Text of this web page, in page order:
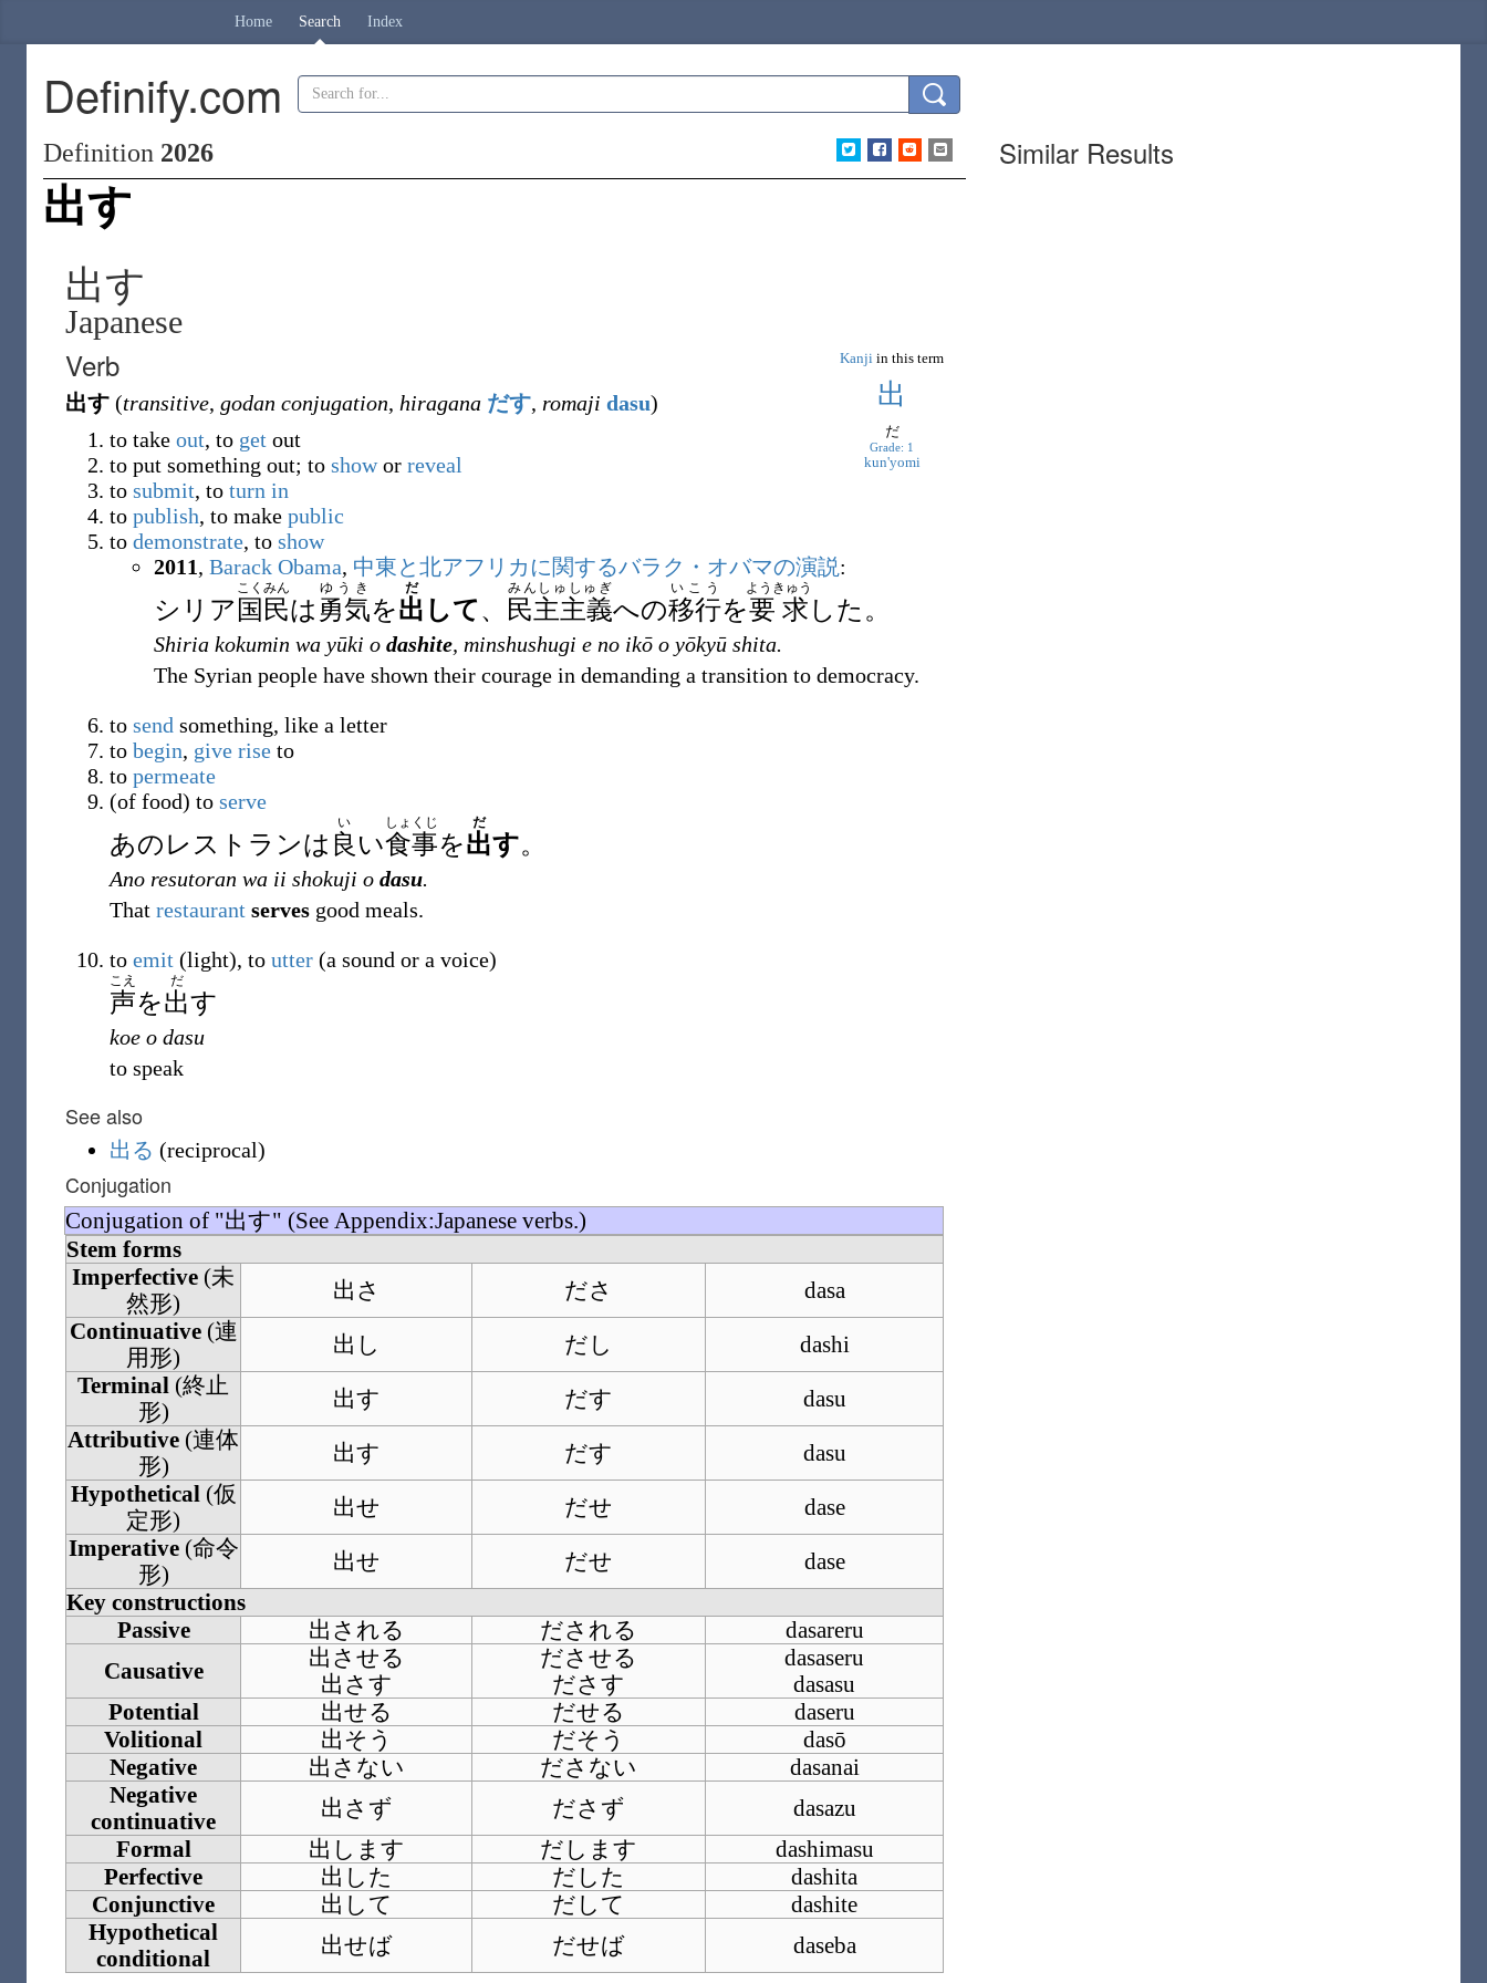
Home Search Index
Definify.com
Definition 2026
出す
出す
Japanese
Kanji in this term
出
だ
Grade: 1
kun'yomi
Verb
出す (transitive, godan conjugation, hiragana だす, romaji dasu)
to take out, to get out
to put something out; to showor reveal
to submit, to turn in
to publish, to make public
to demonstrate, to show
2011, Barack Obama, 中東と北アフリカに関するバラク・オバマの演説:
シリア国民
こくみん
は 勇気
ゆうき
を出
だ
して、 民主主義
みんしゅしゅぎ
への移行
いこう
を要求
ようきゅう
した。
Shiria kokumin wa yūki o dashite, minshushugi e no ikō o yōkyū shita.
The Syrian people have shown their courage in demanding a transition to democracy.
to send something, like a letter
to begin, give rise to
to permeate
(of food) to serve
あのレストランは 良
い
い食事
しょくじ
を出
だ
す。
Ano resutoran wa ii shokuji o dasu.
That restaurant serves good meals.
to emit (light), to utter (a sound or a voice)
声
こえ
を出
だ
す
koe o dasu
to speak
See also
出る (reciprocal)
Conjugation
Conjugation of "出す" (See Appendix:Japanese verbs.)
Stem forms
Imperfective (未
然形) 出さ ださ
dasa
Continuative(連
用形) 出し だし
dashi
Terminal (終止
形) 出す だす
dasu
Attributive (連体
形) 出す だす
dasu
Hypothetical(仮
定形) 出せ だせ
dase
Imperative(命令
形) 出せ だせ
dase
Key constructions
Passive
出される だされる
dasareru
Causative
出させる
出さす
ださせる
ださす
dasaseru
dasasu
Potential
出せる だせる
daseru
Volitional
出そう だそう
dasō
Negative
出さない ださない
dasanai
Negative
continuative
出さず ださず
dasazu
Formal
出します だします
dashimasu
Perfective
出した だした
dashita
Conjunctive
出して だして
dashite
Hypothetical
conditional
出せば だせば daseba
Similar Results